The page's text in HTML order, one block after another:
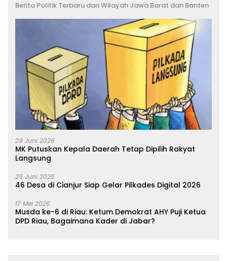
Berita Politik Terbaru dari Wilayah Jawa Barat dan Banten
29 Juni 2026
MK Putuskan Kepala Daerah Tetap Dipilih Rakyat
Langsung
29 Juni 2026
46 Desa di Cianjur Siap Gelar Pilkades Digital 2026
17 Mei 2026
Musda ke-6 di Riau: Ketum Demokrat AHY Puji Ketua
DPD Riau, Bagaimana Kader di Jabar?